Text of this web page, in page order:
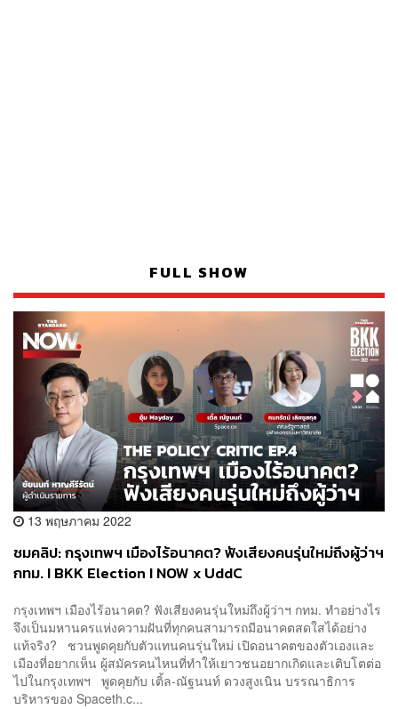
FULL SHOW
13 พฤษภาคม 2022
ชมคลิป: กรุงเทพฯ เมืองไร้อนาคต? ฟังเสียงคนรุ่นใหม่ถึงผู้ว่าฯ
กทม. I BKK Election I NOW x UddC
กรุงเทพฯ เมืองไร้อนาคต? ฟังเสียงคนรุ่นใหม่ถึงผู้ว่าฯ กทม. ทำอย่างไร
จึงเป็นมหานครแห่งความฝันที่ทุกคนสามารถมีอนาคตสดใสได้อย่าง
แท้จริง? ชวนพูดคุยกับตัวแทนคนรุ่นใหม่ เปิดอนาคตของตัวเองและ
เมืองที่อยากเห็น ผู้สมัครคนไหนที่ทำให้เยาวชนอยากเกิดและเติบโตต่อ
ไปในกรุงเทพฯ พูดคุยกับ เติ้ล-ณัฐนนท์ ดวงสูงเนิน บรรณาธิการ
บริหารของ Spaceth.c...